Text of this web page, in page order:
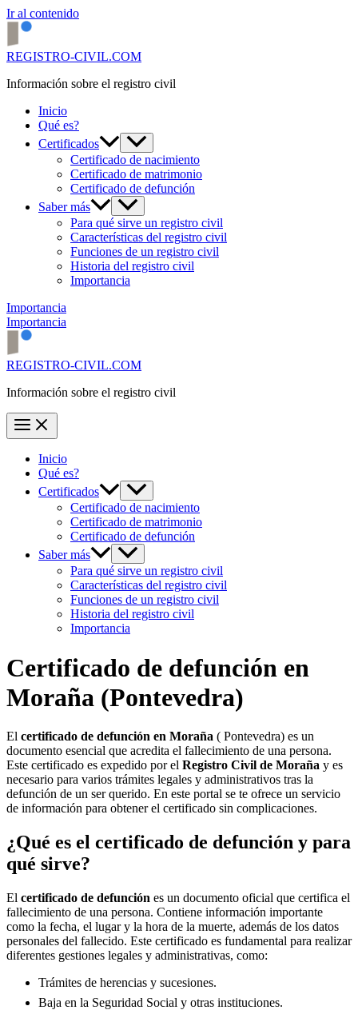
Ir al contenido
REGISTRO-CIVIL.COM
Información sobre el registro civil
Inicio
Qué es?
Certificados
Certificado de nacimiento
Certificado de matrimonio
Certificado de defunción
Saber más
Para qué sirve un registro civil
Características del registro civil
Funciones de un registro civil
Historia del registro civil
Importancia
Importancia
Importancia
REGISTRO-CIVIL.COM
Información sobre el registro civil
Inicio
Qué es?
Certificados
Certificado de nacimiento
Certificado de matrimonio
Certificado de defunción
Saber más
Para qué sirve un registro civil
Características del registro civil
Funciones de un registro civil
Historia del registro civil
Importancia
Certificado de defunción en
Moraña (Pontevedra)
El certificado de defunción en Moraña ( Pontevedra) es un
documento esencial que acredita el fallecimiento de una persona.
Este certificado es expedido por el Registro Civil de Moraña y es
necesario para varios trámites legales y administrativos tras la
defunción de un ser querido. En este portal se te ofrece un servicio
de información para obtener el certificado sin complicaciones.
¿Qué es el certificado de defunción y para
qué sirve?
El certificado de defunción es un documento oficial que certifica el
fallecimiento de una persona. Contiene información importante
como la fecha, el lugar y la hora de la muerte, además de los datos
personales del fallecido. Este certificado es fundamental para realizar
diferentes gestiones legales y administrativas, como:
Trámites de herencias y sucesiones.
Baja en la Seguridad Social y otras instituciones.